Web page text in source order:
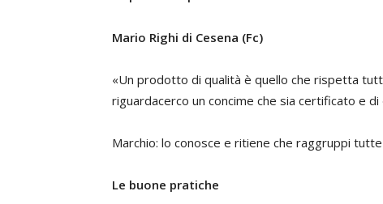
Mario Righi di Cesena (Fc)
«Un prodotto di qualità è quello che rispetta
riguardacerco un concime che sia certificato e
Marchio: lo conosce e ritiene che raggruppi
Le buone pratiche